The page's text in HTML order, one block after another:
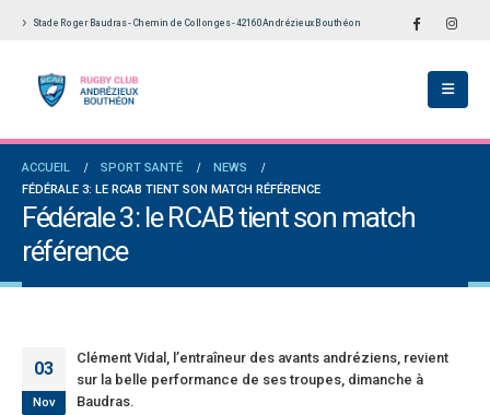
Stade Roger Baudras - Chemin de Collonges - 42160 Andrézieux Bouthéon
ACCUEIL SPORT SANTÉ
NEWS
FÉDÉRALE 3: LE RCAB TIENT SON MATCH RÉFÉRENCE
Fédérale 3: le RCAB tient son match
référence
03
Nov
Clément Vidal, l’entraîneur des avants andréziens, revient
sur la belle performance de ses troupes, dimanche à
Baudras.
les +35 des « 5glés » vice-
seniors garçons par Philippe Buffevant
Progrès
2 et Fédérale B: finir sur une bonne note
vieilles connaissances et un nouveau venu
6 juillet 2026
18 juin 2026